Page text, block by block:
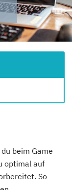
beim Game
optimal auf
So